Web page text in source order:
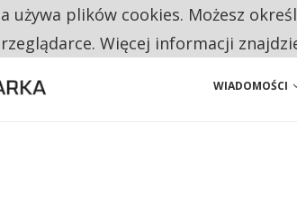
CHIN UDERZAJĄ W EUROPEJSKI PRZEMYSŁ. NA
WIADOMOŚCI
używa plików cookies. Możesz
Więcej informacji